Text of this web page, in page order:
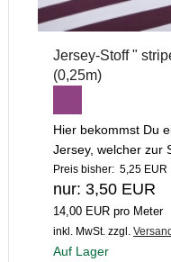
Jersey-Stoff "
(0,25m)
Hier bekommst Du
Jersey, welcher zur
Preis bisher: 5,25 EUR
nur: 3,50 EUR
14,00 EUR pro Meter
inkl. MwSt. zzgl. Versand
Auf Lager